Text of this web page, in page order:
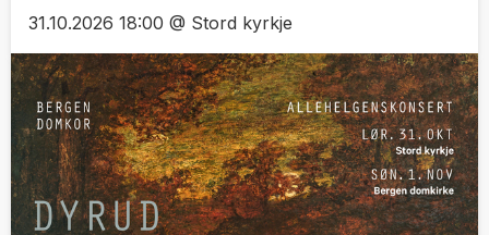
31.10.2026 18:00 @ Stord kyrkje